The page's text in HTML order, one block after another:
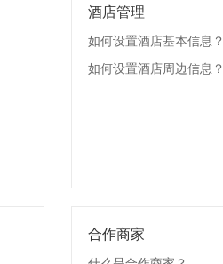
酒店管理
如何设置酒店基本信息？
如何设置酒店周边信息？
合作商家